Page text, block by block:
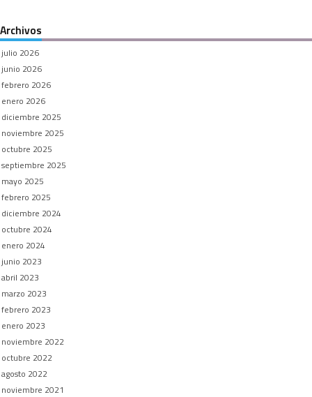
Archivos
julio 2026
junio 2026
febrero 2026
enero 2026
diciembre 2025
noviembre 2025
octubre 2025
septiembre 2025
mayo 2025
febrero 2025
diciembre 2024
octubre 2024
enero 2024
junio 2023
abril 2023
marzo 2023
febrero 2023
enero 2023
noviembre 2022
octubre 2022
agosto 2022
noviembre 2021